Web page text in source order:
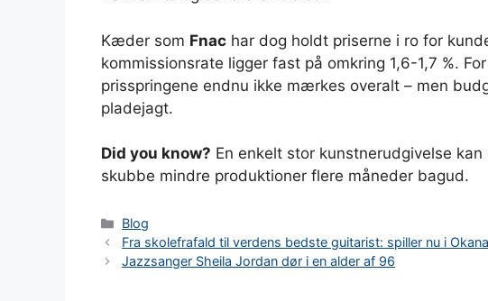
Kæder som Fnac har dog holdt priserne i ro for
kommissionsrate ligger fast på omkring 1,6-1,7 %.
prisspringene endnu ikke mærkes overalt – men
pladejagt.
Did you know? En enkelt stor kunstnerudgivelse
skubbe mindre produktioner flere måneder bagud.
Kategorier
Blog
Fra skolefrafald til verdens bedste guitarist: spiller nu i
Jazzsanger Sheila Jordan dør i en alder af 96